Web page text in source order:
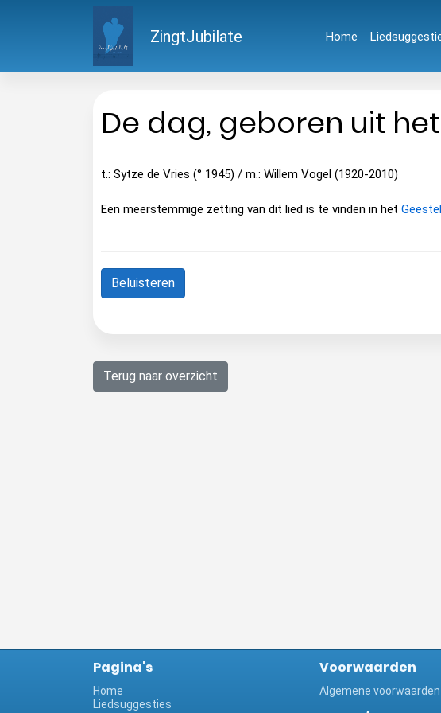
ZingtJubilate Home
De dag, geboren uit
t.: Sytze de Vries (° 1945) / m.: Willem Vogel (1920-2010)
Een meerstemmige zetting van dit lied is te vinden in het
Beluisteren
Terug naar overzicht
Pagina's
Home
Liedsuggesties
Voorwaarden
Algemene voorwaarden